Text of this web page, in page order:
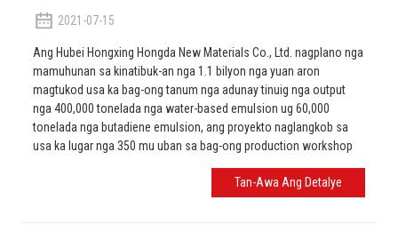
2021-07-15
Ang Hubei Hongxing Hongda New Materials Co., Ltd. nagplano nga
mamuhunan sa kinatibuk-an nga 1.1 bilyon nga yuan aron
magtukod usa ka bag-ong tanum nga adunay tinuig nga output
nga 400,000 tonelada nga water-based emulsion ug 60,000
tonelada nga butadiene emulsion, ang proyekto naglangkob sa
usa ka lugar nga 350 mu uban sa bag-ong production workshop
Tan-Awa Ang Detalye